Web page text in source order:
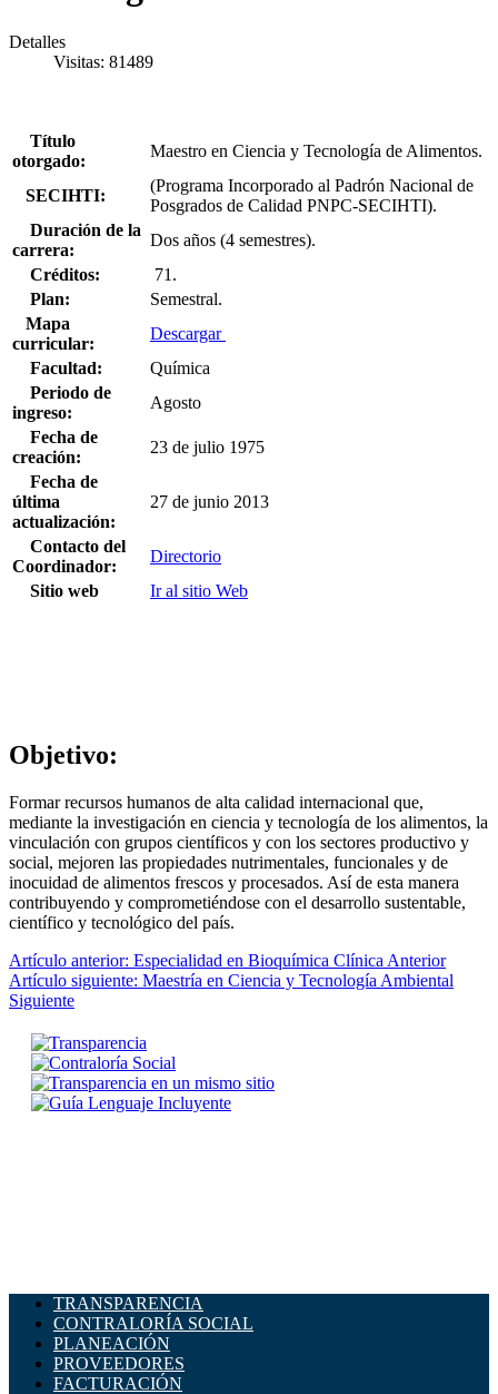
Detalles
Visitas: 81489
Título
otorgado:
Maestro en Ciencia y Tecnología de Alimentos.
SECIHTI:
(Programa Incorporado al Padrón Nacional de
Posgrados de Calidad PNPC-SECIHTI).
Duración de la
carrera:
Dos años (4 semestres).
Créditos:
71.
Plan:
Semestral.
Mapa
curricular:
Descargar
Facultad:
Química
Periodo de
ingreso:
Agosto
Fecha de
creación:
23 de julio 1975
Fecha de
última
actualización:
27 de junio 2013
Contacto del
Coordinador:
Directorio
Sitio web
Ir al sitio Web
Objetivo:
Formar recursos humanos de alta calidad internacional que,
mediante la investigación en ciencia y tecnología de los alimentos, la
vinculación con grupos científicos y con los sectores productivo y
social, mejoren las propiedades nutrimentales, funcionales y de
inocuidad de alimentos frescos y procesados. Así de esta manera
contribuyendo y comprometiéndose con el desarrollo sustentable,
científico y tecnológico del país.
Artículo anterior: Especialidad en Bioquímica Clínica Anterior
Artículo siguiente: Maestría en Ciencia y Tecnología Ambiental
Siguiente
TRANSPARENCIA
CONTRALORÍA SOCIAL
PLANEACIÓN
PROVEEDORES
FACTURACIÓN